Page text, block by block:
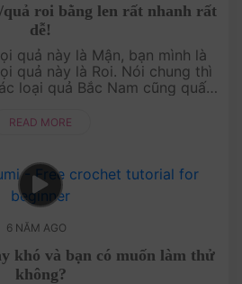
quả roi bằng len rất nhanh rất
dễ!
quả này là Mận, bạn mình là
quả này là Roi. Nói chung thì
loại quả Bắc Nam cũng quấn
READ MORE
6 NĂM AGO
khó và bạn có muốn làm thử
không?